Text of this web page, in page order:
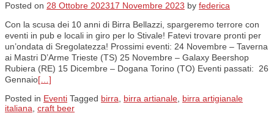
Posted on 28 Ottobre 202317 Novembre 2023 by federica
Con la scusa dei 10 anni di Birra Bellazzi, spargeremo terrore con
eventi in pub e locali in giro per lo Stivale! Fatevi trovare pronti per
un’ondata di Sregolatezza! Prossimi eventi: 24 Novembre – Taverna
ai Mastri D’Arme Trieste (TS) 25 Novembre – Galaxy Beershop
Rubiera (RE) 15 Dicembre – Dogana Torino (TO) Eventi passati: 26
Gennaio[…]
Posted in Eventi Tagged birra, birra artianale, birra artigianale
italiana, craft beer